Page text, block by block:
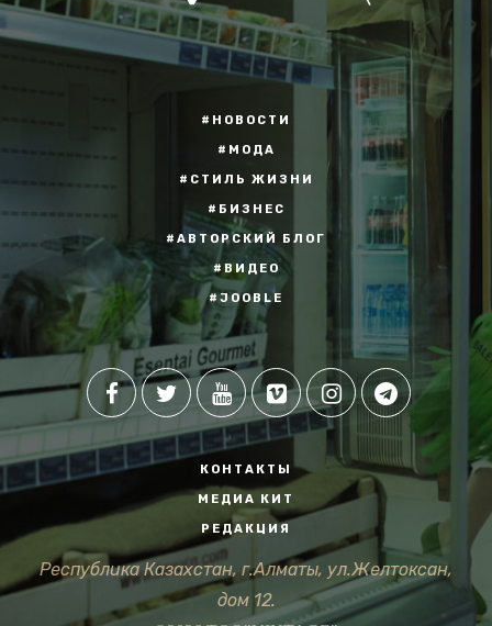
#НОВОСТИ
#МОДА
#СТИЛЬ ЖИЗНИ
#БИЗНЕС
#АВТОРСКИЙ БЛОГ
#ВИДЕО
#JOOBLE
КОНТАКТЫ
МЕДИА КИТ
РЕДАКЦИЯ
Республика Казахстан, г.Алматы, ул.Желтоксан,
дом 12.